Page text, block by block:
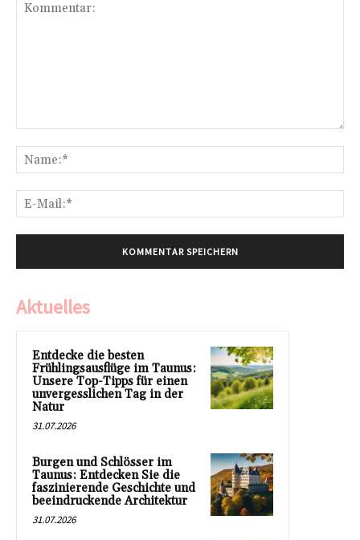
Aktuelles
Entdecke die besten
Frühlingsausflüge im Taunus:
Unsere Top-Tipps für einen
unvergesslichen Tag in der
Natur
31.07.2026
Burgen und Schlösser im
Taunus: Entdecken Sie die
faszinierende Geschichte und
beeindruckende Architektur
31.07.2026